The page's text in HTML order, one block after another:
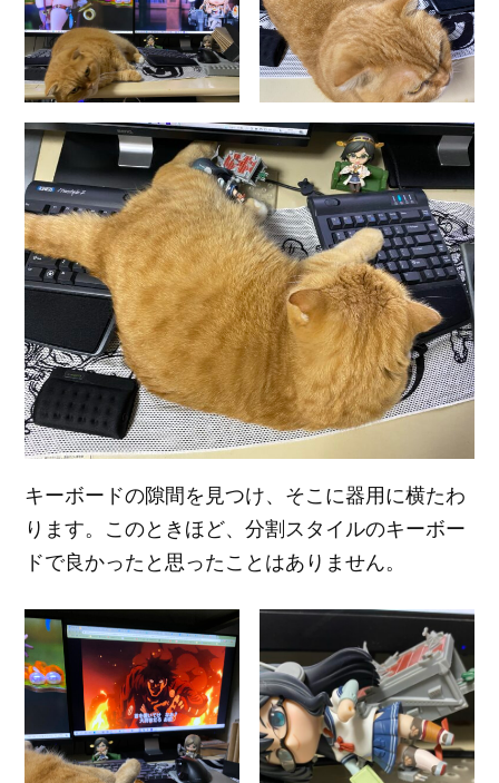
キーボードの隙間を見つけ、そこに器用に横たわ
ります。このときほど、分割スタイルのキーボー
ドで良かったと思ったことはありません。